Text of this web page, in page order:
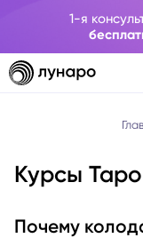
1-я
Курсы
Почему